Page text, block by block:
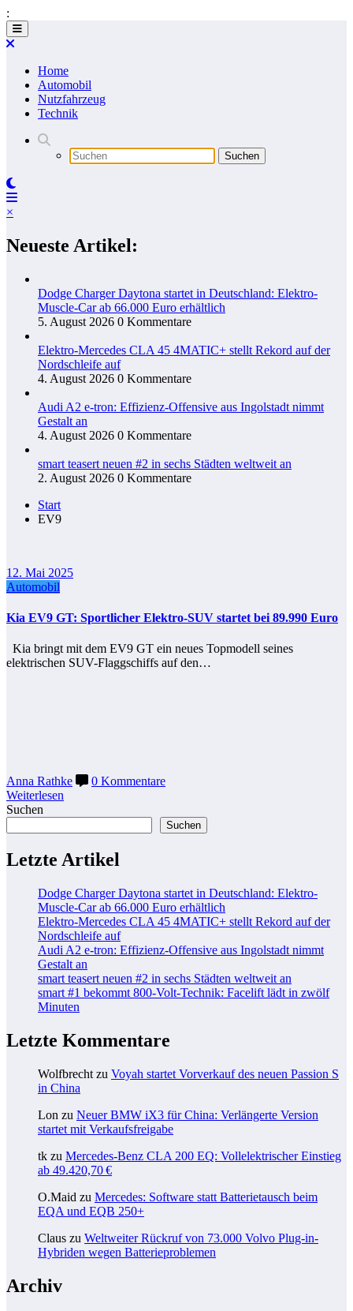
:
Zum
Inhalt
Home
Automobil
Nutzfahrzeug
Technik
×
Neueste Artikel:
Dodge Charger Daytona startet in Deutschland: Elektro-
Muscle-Car ab 66.000 Euro erhältlich
5. August 2026 0 Kommentare
Elektro-Mercedes CLA 45 4MATIC+ stellt Rekord auf der
Nordschleife auf
4. August 2026 0 Kommentare
Audi A2 e-tron: Effizienz-Offensive aus Ingolstadt nimmt
Gestalt an
4. August 2026 0 Kommentare
smart teasert neuen #2 in sechs Städten weltweit an
2. August 2026 0 Kommentare
Start
EV9
12. Mai 2025
Automobil
Kia EV9 GT: Sportlicher Elektro-SUV startet bei 89.990 Euro
Kia bringt mit dem EV9 GT ein neues Topmodell seines
elektrischen SUV-Flaggschiffs auf den…
Anna Rathke
0 Kommentare
Weiterlesen
Suchen
Suchen
Letzte Artikel
Dodge Charger Daytona startet in Deutschland: Elektro-
Muscle-Car ab 66.000 Euro erhältlich
Elektro-Mercedes CLA 45 4MATIC+ stellt Rekord auf der
Nordschleife auf
Audi A2 e-tron: Effizienz-Offensive aus Ingolstadt nimmt
Gestalt an
smart teasert neuen #2 in sechs Städten weltweit an
smart #1 bekommt 800-Volt-Technik: Facelift lädt in zwölf
Minuten
Letzte Kommentare
Wolfbrecht zu Voyah startet Vorverkauf des neuen Passion S
in China
Lon zu Neuer BMW iX3 für China: Verlängerte Version
startet mit Verkaufsfreigabe
tk zu Mercedes-Benz CLA 200 EQ: Vollelektrischer Einstieg
ab 49.420,70 €
O.Maid zu Mercedes: Software statt Batterietausch beim
EQA und EQB 250+
Claus zu Weltweiter Rückruf von 73.000 Volvo Plug-in-
Hybriden wegen Batterieproblemen
Archiv